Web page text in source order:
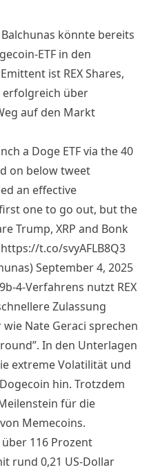
könnte bereits
-ETF in den
ist REX Shares,
erfolgreich über
auf den Markt
a Doge ETF via the 40
on below tweet
an effective
one to go out, but the
Trump, XRP and Bonk
https://t.co/svyAFLB8Q3
September 4, 2025
4-Verfahrens nutzt REX
Zulassung
Nate Geraci sprechen
In den Unterlagen
extreme Volatilität und
hin. Trotzdem
für die
Memecoins.
116 Prozent
rund 0,21 US-Dollar